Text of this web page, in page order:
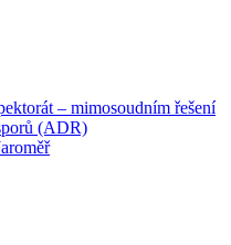
– mimosoudním řešení
(ADR)